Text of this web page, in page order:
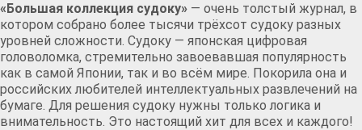
«Большая коллекция судоку» — очень толстый журнал, в
котором собрано более тысячи трёхсот судоку разных
уровней сложности. Судоку — японская цифровая
головоломка, стремительно завоевавшая популярность
как в самой Японии, так и во всём мире. Покорила она и
российских любителей интеллектуальных развлечений на
бумаге. Для решения судоку нужны только логика и
внимательность. Это настоящий хит для всех и каждого!